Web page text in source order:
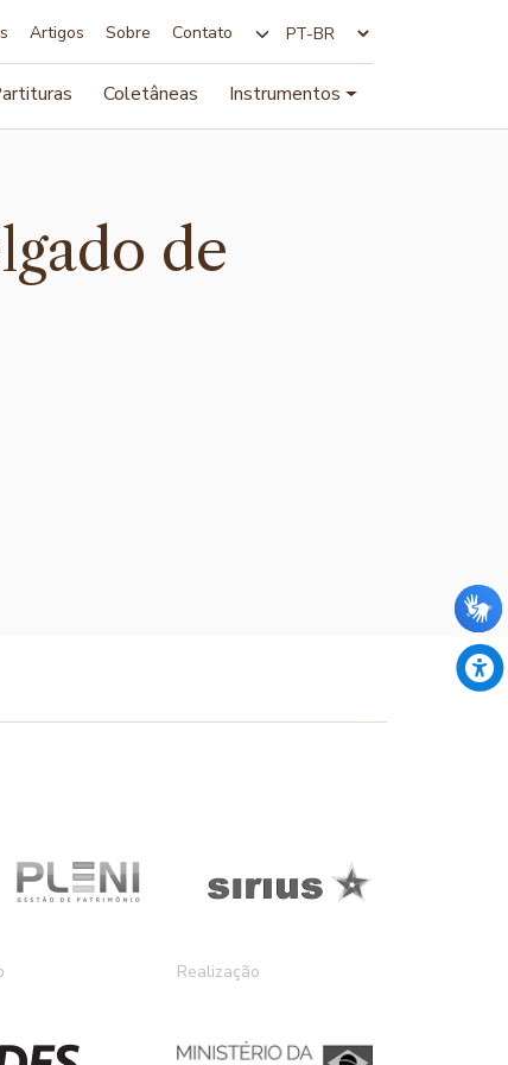
Artigos Sobre Contato
Coletâneas Instrumentos
de
Realização